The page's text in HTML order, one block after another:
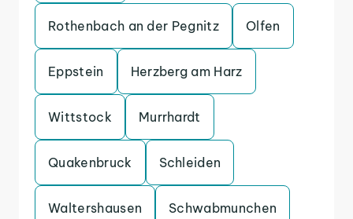
Rothenbach an der Pegnitz Olfen
Eppstein Herzberg am Harz
Wittstock Murrhardt
Quakenbruck Schleiden
Waltershausen Schwabmunchen